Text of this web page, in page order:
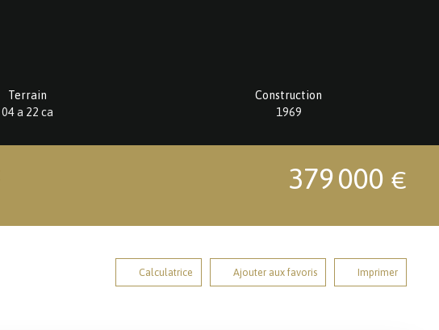
Terrain
04 a 22 ca
Construction
1969
379 000 €
Calculatrice Ajouter aux favoris Imprimer